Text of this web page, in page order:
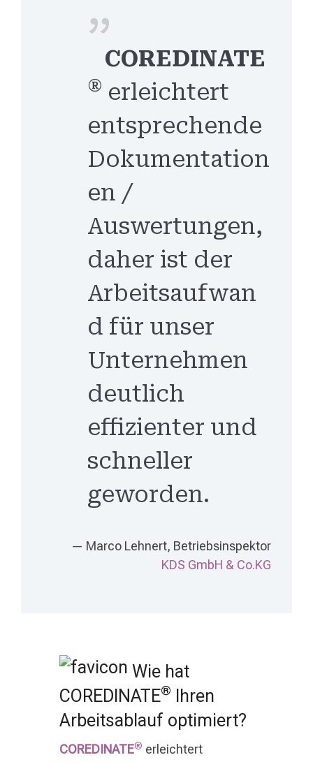
COREDINATE
® erleichtert
entsprechende
Dokumentation
en /
Auswertungen,
daher ist der
Arbeitsaufwan
d für unser
Unternehmen
deutlich
effizienter und
schneller
geworden.
— Marco Lehnert, Betriebsinspektor
KDS GmbH & Co.KG
Wie hat
COREDINATE®
Ihren
Arbeitsablauf optimiert?
COREDINATE® erleichtert